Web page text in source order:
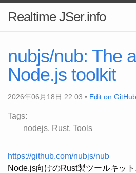
Realtime JSer.info
nubjs/nub: The
Node.js toolkit
2026年06月18日 22:03 • Edit on GitHub
Tags:
nodejs
Rust Tools
https://github.com/nubjs/nub
Node.js向けのRust製ツールキッ